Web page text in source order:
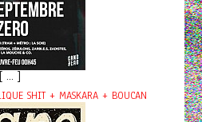
... ]
SHIT + MASKARA + BOUCAN